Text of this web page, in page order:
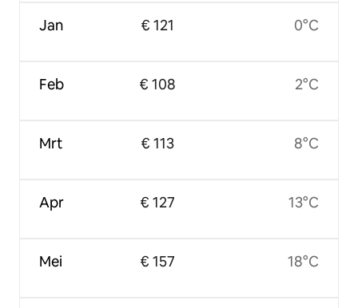
Jan
Feb
Mrt
Apr
Mei
€ 121
€ 108
€ 113
€ 127
€ 157
0°C
2°C
8°C
13°C
18°C